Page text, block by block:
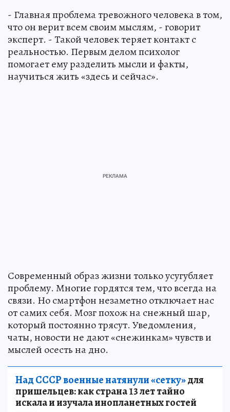
- Главная проблема тревожного человека в том,
что он верит всем своим мыслям, - говорит
эксперт. - Такой человек теряет контакт с
реальностью. Первым делом психолог
помогает ему разделить мысли и факты,
научиться жить «здесь и сейчас».
Современный образ жизни только усугубляет
проблему. Многие гордятся тем, что всегда на
связи. Но смартфон незаметно отключает нас
от самих себя. Мозг похож на снежный шар,
который постоянно трясут. Уведомления,
чаты, новости не дают «снежинкам» чувств и
мыслей осесть на дно.
Над СССР военные натянули «сетку»для
пришельцев: как страна 13 лет тайно
искала и изучала инопланетных гостей